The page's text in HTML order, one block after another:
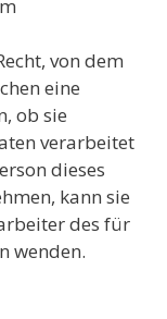
von dem
eine
ob sie
verarbeitet
dieses
kann sie
des für
wenden.